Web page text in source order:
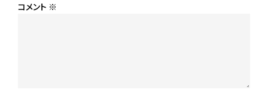
コメント ※